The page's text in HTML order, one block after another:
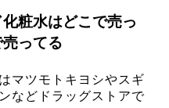
粧水はどこで売っ
ってる
マツモトキヨシやスギ
などドラッグストアで